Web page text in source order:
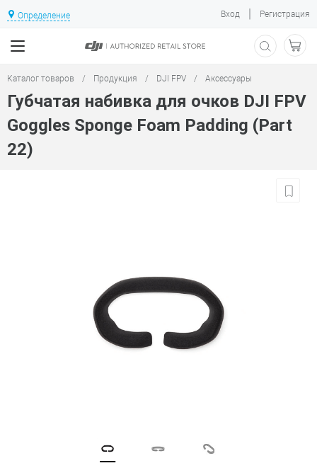
Определение Вход | Регистрация
Каталог товаров / Продукция / DJI FPV / Аксессуары
Губчатая набивка для очков DJI FPV
Goggles Sponge Foam Padding (Part
22)